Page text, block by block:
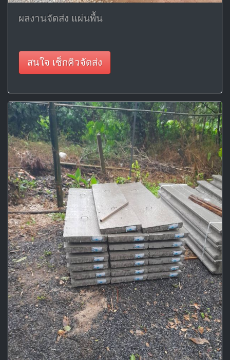
ผลงานจัดส่ง แผ่นพื้น
สนใจ เช็กคิวจัดส่ง